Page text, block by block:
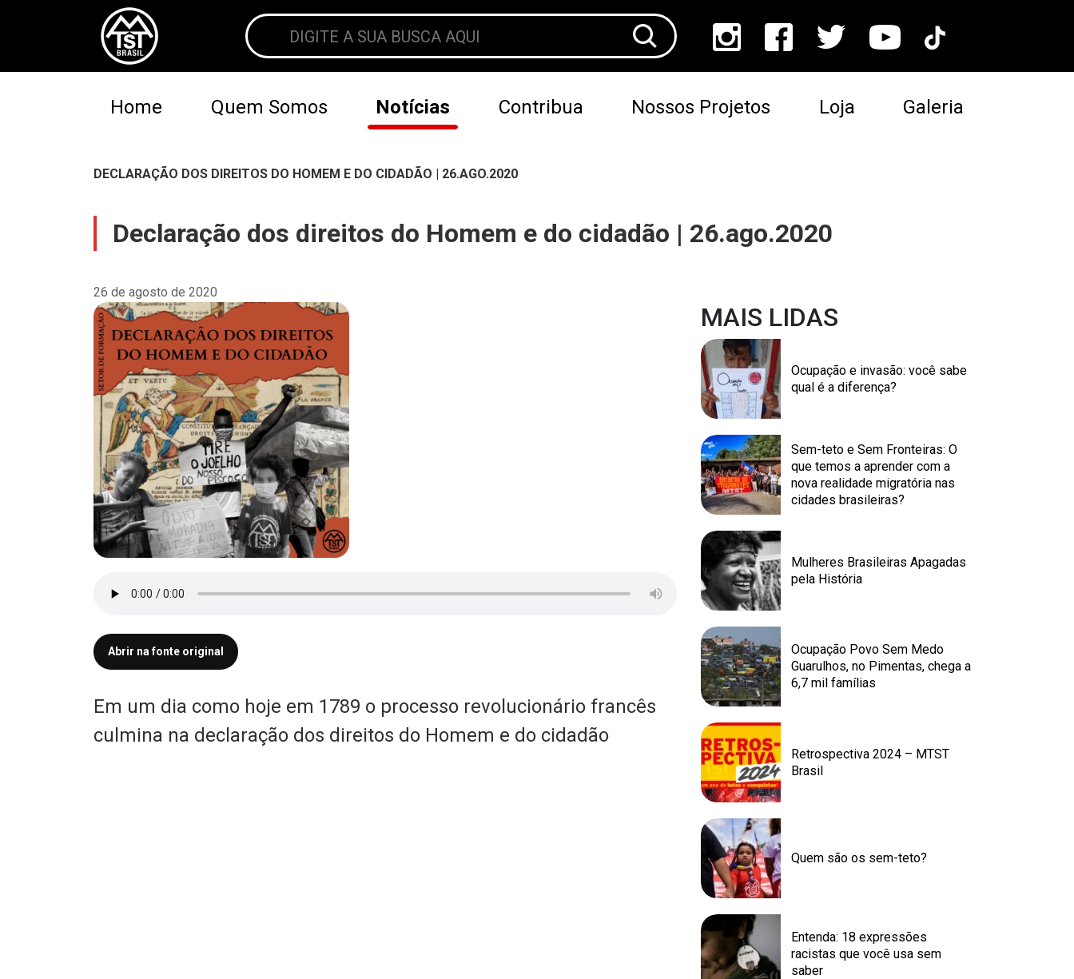
Home Quem Somos Notícias Contribua Nossos Projetos Loja Galeria
DECLARAÇÃO DOS DIREITOS DO HOMEM E DO CIDADÃO | 26.AGO.2020
Declaração dos direitos do Homem e do cidadão | 26.ago.2020
26 de agosto de 2020
Abrir na fonte original
Em um dia como hoje em 1789 o processo revolucionário francês
culmina na declaração dos direitos do Homem e do cidadão
MAIS LIDAS
Ocupação e invasão: você sabe
qual é a diferença?
Sem-teto e Sem Fronteiras: O
que temos a aprender com a
nova realidade migratória nas
cidades brasileiras?
Mulheres Brasileiras Apagadas
pela História
Ocupação Povo Sem Medo
Guarulhos, no Pimentas, chega a
6,7 mil famílias
Retrospectiva 2024 – MTST
Brasil
Quem são os sem-teto?
Entenda: 18 expressões
racistas que você usa sem
saber